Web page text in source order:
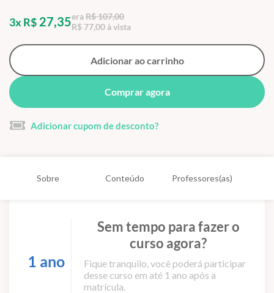
3x R$ 27,35eraR$ 107,00
R$ 77,00 à vista
Adicionar ao carrinho
Comprar agora
Adicionar cupom de desconto?
Sobre Conteúdo Professores(as)
1 ano
Sem tempo para fazer o
curso agora?
Fique tranquilo, você poderá participar
desse curso em até 1 ano após a
matrícula.